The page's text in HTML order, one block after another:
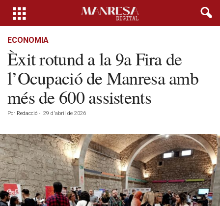
ECONOMIA
Èxit rotund a la 9a Fira de
l’Ocupació de Manresa amb
més de 600 assistents
Por Redacció - 29 d'abril de 2026